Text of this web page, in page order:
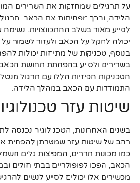
על תרגילים שמחזקות את השרירים
הלידה, ובכך מפחיתות את הכאב. תרגול
לסייע מאוד בשלב ההתכווצויות.
יכולה להקל על הכאב ולעזור לשמור על
בנוסף, טכניקות של מתיחות יכולות
בשרירים ולסייע בהפחתת תחושת
הטכניקות הפיזיות הללו עם תרגול
התמודדות עם הכאב במהלך הלידה.
שיטות עזר
בשנים האחרונות, הטכנולוגיה נכנסה
רחב של שיטות עזר שמטרתן להפחית
כמו מכונות תדרים, המפיצות גלים
הכאב, הפכו לפופולריים בבתי חולים
מכשירים אלו יכולים לסייע לנשים